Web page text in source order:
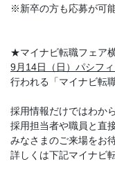
※新卒の方も応募が可能
★マイナビ転職フェア
9月 14日（日）パシフ
行われる「マイナビ転
採用情報だけではわか
採用担当者や職員と直
みなさまのご来場をお
詳しくは下記マイナビ